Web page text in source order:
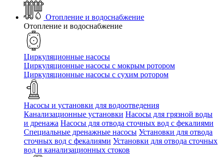
Отопление и водоснабжение
Отопление и водоснабжение
Циркуляционные насосы
Циркуляционные насосы с мокрым ротором
Циркуляционные насосы с сухим ротором
Насосы и установки для водоотведения
Канализационные установки Насосы для грязной воды
и дренажа Насосы для отвода сточных вод c фекалиями
Специальные дренажные насосы Установки для отвода
сточных вод c фекалиями Установки для отвода сточных
вод и канализационных стоков